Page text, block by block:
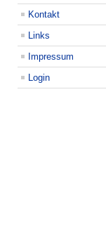
Kontakt
Links
Impressum
Login